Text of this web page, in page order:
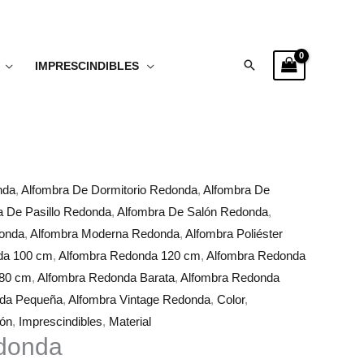
IMPRESCINDIBLES Buscar
, Alfombra De Dormitorio Redonda, Alfombra De
De Pasillo Redonda, Alfombra De Salón Redonda,
, Alfombra Moderna Redonda, Alfombra Poliéster
100 cm, Alfombra Redonda 120 cm, Alfombra Redonda
cm, Alfombra Redonda Barata, Alfombra Redonda
Pequeña, Alfombra Vintage Redonda, Color,
, Imprescindibles, Material